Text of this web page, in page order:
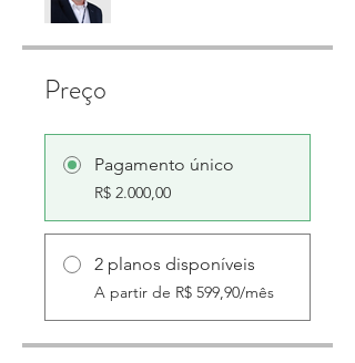
Preço
Pagamento único
R$ 2.000,00
2 planos disponíveis
A partir de R$ 599,90/mês